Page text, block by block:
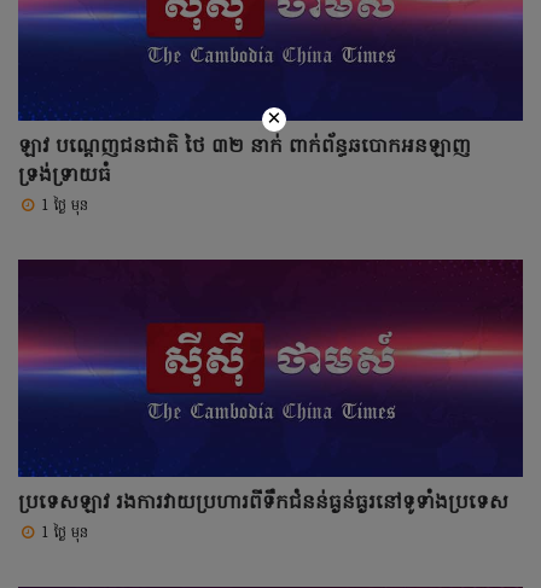
ឡាវ បណ្តេញជនជាតិ ថៃ ៣២ នាក់ ពាក់ព័ន្ធឆបោកអនឡាញ
ទ្រង់ទ្រាយធំ
1 ថ្ងៃ មុន
ប្រទេសឡាវ រងការវាយប្រហារពីទឹកជំនន់ធ្ងន់ធ្ងរនៅទូទាំងប្រទេស
1 ថ្ងៃ មុន
×